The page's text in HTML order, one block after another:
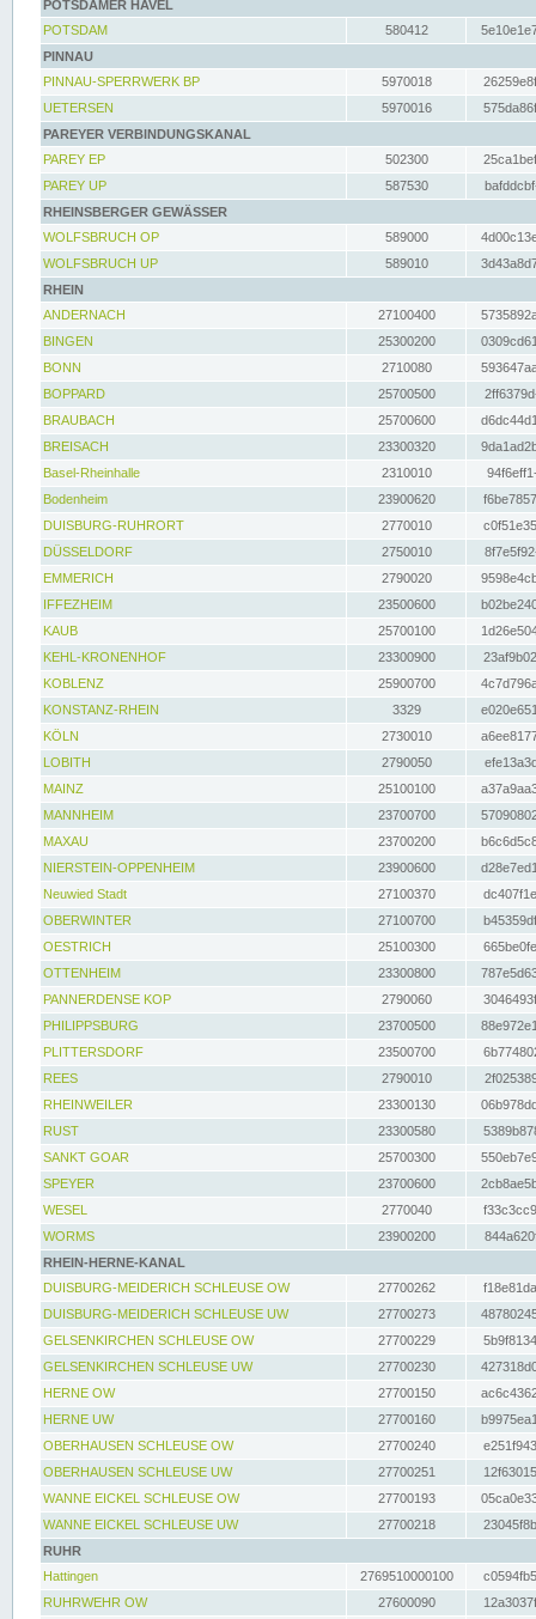
POTSDAMER HAVEL
POTSDAM
580412
PINNAU
PINNAU-SPERRWERK BP
5970018
UETERSEN
5970016
PAREYER VERBINDUNGSKANAL
PAREY EP
502300
PAREY UP
587530
RHEINSBERGER GEWÄSSER
WOLFSBRUCH OP
589000
WOLFSBRUCH UP
589010
RHEIN
ANDERNACH
27100400
BINGEN
25300200
BONN
2710080
BOPPARD
25700500
BRAUBACH
25700600
BREISACH
23300320
Basel-Rheinhalle
2310010
Bodenheim
23900620
DUISBURG-RUHRORT
2770010
DÜSSELDORF
2750010
EMMERICH
2790020
IFFEZHEIM
23500600
KAUB
25700100
KEHL-KRONENHOF
23300900
KOBLENZ
25900700
KONSTANZ-RHEIN
3329
KÖLN
2730010
LOBITH
2790050
MAINZ
25100100
MANNHEIM
23700700
MAXAU
23700200
NIERSTEIN-OPPENHEIM
23900600
Neuwied Stadt
27100370
OBERWINTER
27100700
OESTRICH
25100300
OTTENHEIM
23300800
PANNERDENSE KOP
2790060
PHILIPPSBURG
23700500
PLITTERSDORF
23500700
REES
2790010
RHEINWEILER
23300130
RUST
23300580
SANKT GOAR
25700300
SPEYER
23700600
WESEL
2770040
WORMS
23900200
RHEIN-HERNE-KANAL
DUISBURG-MEIDERICH SCHLEUSE OW
27700262
DUISBURG-MEIDERICH SCHLEUSE UW
27700273
GELSENKIRCHEN SCHLEUSE OW
27700229
GELSENKIRCHEN SCHLEUSE UW
27700230
HERNE OW
27700150
HERNE UW
27700160
OBERHAUSEN SCHLEUSE OW
27700240
OBERHAUSEN SCHLEUSE UW
27700251
WANNE EICKEL SCHLEUSE OW
27700193
WANNE EICKEL SCHLEUSE UW
27700218
RUHR
Hattingen
2769510000100
RUHRWEHR OW
27600090